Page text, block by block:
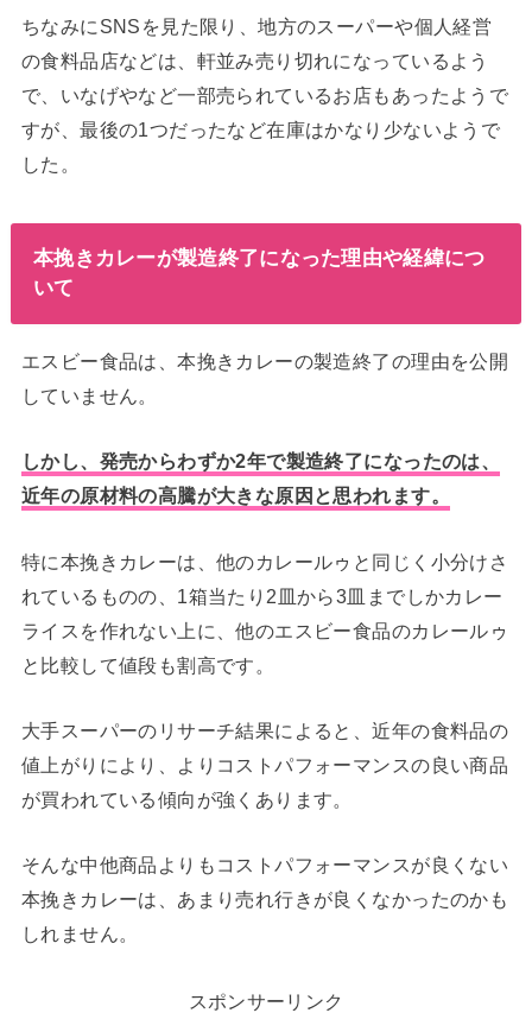
ちなみにSNSを見た限り、地方のスーパーや個人経営
の食料品店などは、軒並み売り切れになっているよう
で、いなげやなど一部売られているお店もあったようで
すが、最後の1つだったなど在庫はかなり少ないようで
した。
本挽きカレーが製造終了になった理由や経緯につ
いて
エスビー食品は、本挽きカレーの製造終了の理由を公開
していません。
しかし、発売からわずか2年で製造終了になったのは、
近年の原材料の高騰が大きな原因と思われます。
特に本挽きカレーは、他のカレールゥと同じく小分けさ
れているものの、1箱当たり2皿から3皿までしかカレー
ライスを作れない上に、他のエスビー食品のカレールゥ
と比較して値段も割高です。
大手スーパーのリサーチ結果によると、近年の食料品の
値上がりにより、よりコストパフォーマンスの良い商品
が買われている傾向が強くあります。
そんな中他商品よりもコストパフォーマンスが良くない
本挽きカレーは、あまり売れ行きが良くなかったのかも
しれません。
スポンサーリンク